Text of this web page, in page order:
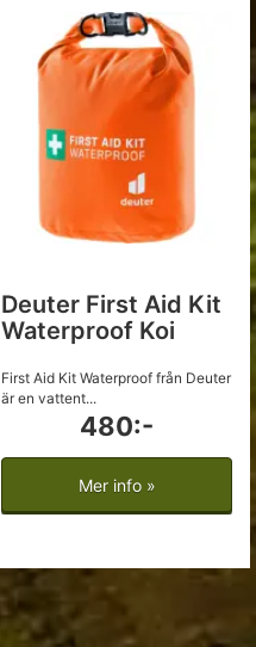
Deuter First Aid Kit
Waterproof Koi
First Aid Kit Waterproof från Deuter
är en vattent...
480:-
Mer info »